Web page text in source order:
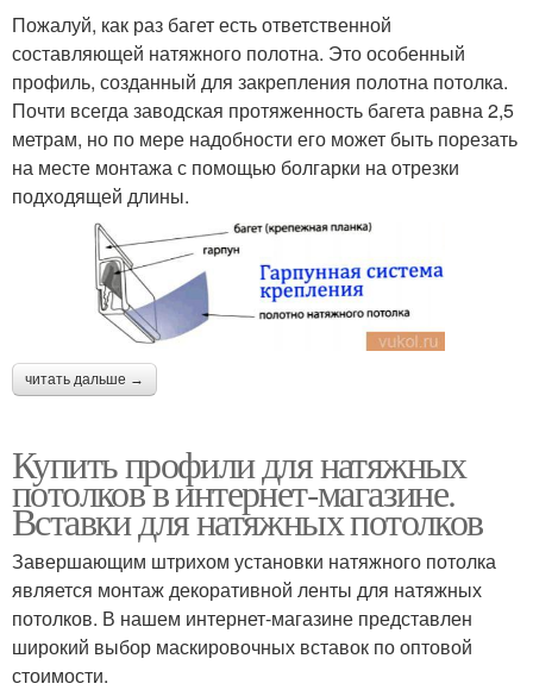
Пожалуй, как раз багет есть ответственной
составляющей натяжного полотна. Это особенный
профиль, созданный для закрепления полотна потолка.
Почти всегда заводская протяженность багета равна 2,5
метрам, но по мере надобности его может быть порезать
на месте монтажа с помощью болгарки на отрезки
подходящей длины.
читать дальше →
Купить профили для натяжных
потолков в интернет-магазине.
Вставки для натяжных потолков
Завершающим штрихом установки натяжного потолка
является монтаж декоративной ленты для натяжных
потолков. В нашем интернет-магазине представлен
широкий выбор маскировочных вставок по оптовой
стоимости.